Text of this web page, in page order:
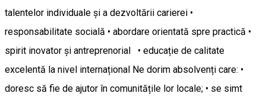
talentelor individuale și a dezvoltării carierei •
responsabilitate socială • abordare orientată spre practică •
spirit inovator și antreprenorial • educație de calitate
excelentă la nivel internațional Ne dorim absolvenți care: •
doresc să fie de ajutor în comunitățile lor locale; • se simt